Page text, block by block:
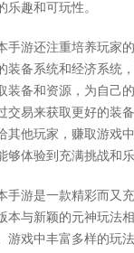
乐趣和可玩性。
手游还注重培养玩家
装备系统和经济系统
装备和资源，为自己
交易来获取更好的装
其他玩家，赚取游戏
够体验到充满挑战和乐
手游是一款精彩而又充
本与新颖的元神玩法
游戏中丰富多样的玩